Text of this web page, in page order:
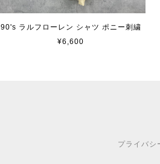
90's ラルフローレン シャツ ポニー刺繍
¥6,600
プライバシ